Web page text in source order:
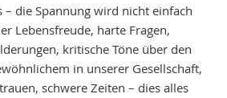
– die Spannung wird nicht einfach
Lebensfreude, harte Fragen,
kritische Töne über den
in unserer Gesellschaft,
schwere Zeiten – dies alles